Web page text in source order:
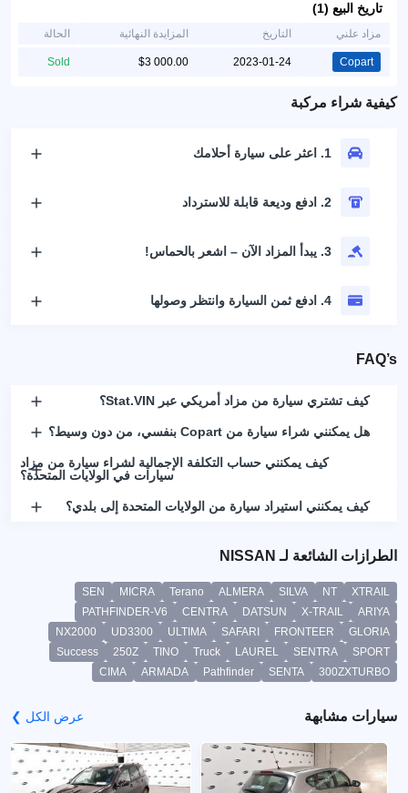
تاريخ البيع (1)
مزاد علني التاريخ المزايدة النهائية الحالة
Copart
2023-01-24
Sold
كيفية شراء مركبة
1. اعثر على سيارة أحلامك
2. ادفع وديعة قابلة للاسترداد
3. يبدأ المزاد الآن – اشعر بالحماس!
4. ادفع ثمن السيارة وانتظر وصولها
FAQ’s
كيف تشتري سيارة من مزاد أمريكي عبر Stat.VIN؟
هل يمكنني شراء سيارة من Copart بنفسي، من دون وسيط؟
كيف يمكنني حساب التكلفة الإجمالية لشراء سيارة من مزاد
سيارات في الولايات المتحدة؟
كيف يمكنني استيراد سيارة من الولايات المتحدة إلى بلدي؟
الطرازات الشائعة لـ NISSAN
XTRAIL
NT
SILVA
ALMERA
Terano
MICRA
SEN
ARIYA
X-TRAIL
DATSUN
CENTRA
PATHFINDER-V6
GLORIA
FRONTEER
SAFARI
ULTIMA
UD3300
NX2000
SPORT
SENTRA
LAUREL
Truck
TINO
250Z
Success
300ZXTURBO
SENTA
Pathfinder
ARMADA
CIMA
سيارات مشابهة عرض الكل ❯